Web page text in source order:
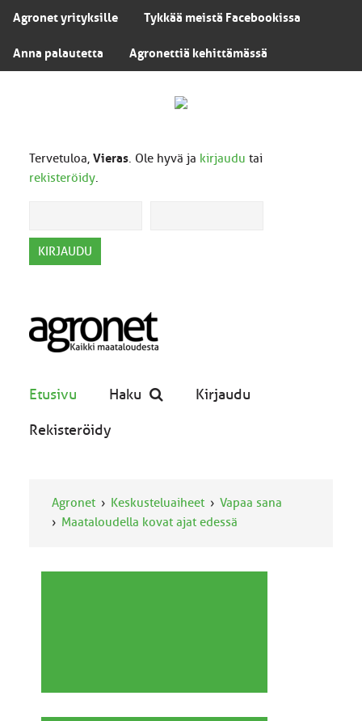
Agronet yrityksille Tykkää meistä Facebookissa
Anna palautetta Agronettiä kehittämässä
Tervetuloa, Vieras. Ole hyvä ja kirjaudu tai
rekisteröidy.
Etusivu Haku Kirjaudu
Rekisteröidy
Agronet Keskusteluaiheet
Vapaa sana
Maataloudella kovat ajat edessä